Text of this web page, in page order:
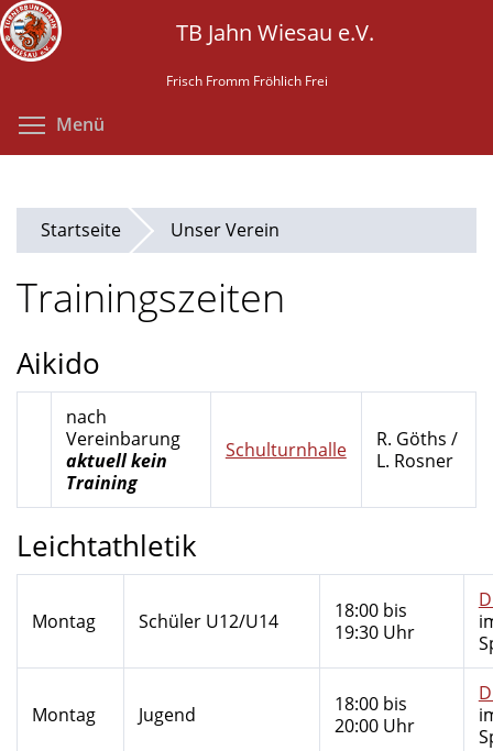
Direkt
zum
Inhalt
TB Jahn Wiesau e.V.
Frisch Fromm Fröhlich Frei
Menü
Startseite Unser Verein
Trainingszeiten
Aikido
nach
Vereinbarung
aktuell kein
Training
Schulturnhalle
R. Göths /
L. Rosner
Leichtathletik
Montag Schüler U12/U14
18:00 bis
19:30 Uhr
Montag Jugend
18:00 bis
20:00 Uhr